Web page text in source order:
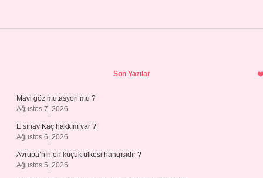
Son Yazılar
Mavi göz mutasyon mu ?
Ağustos 7, 2026
E sınav Kaç hakkım var ?
Ağustos 6, 2026
Avrupa’nın en küçük ülkesi hangisidir ?
Ağustos 5, 2026